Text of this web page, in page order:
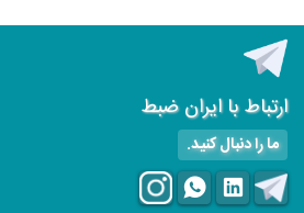
ارتباط با ایران ضبط
ما را دنبال کنید.